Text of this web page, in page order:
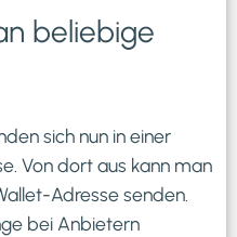
beliebige
sich nun in einer
Von dort aus kann man
Adresse senden.
bei Anbietern